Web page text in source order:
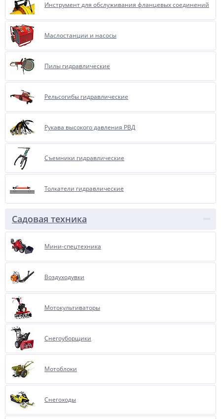
Инструмент для обслуживания фланцевых соединений
Маслостанции и насосы
Пилы гидравлические
Рельсогибы гидравлические
Рукава высокого давления РВД
Съемники гидравлические
Толкатели гидравлические
Садовая техника
Мини-спецтехника
Воздуходувки
Мотокультиваторы
Снегоуборщики
Мотоблоки
Снегоходы